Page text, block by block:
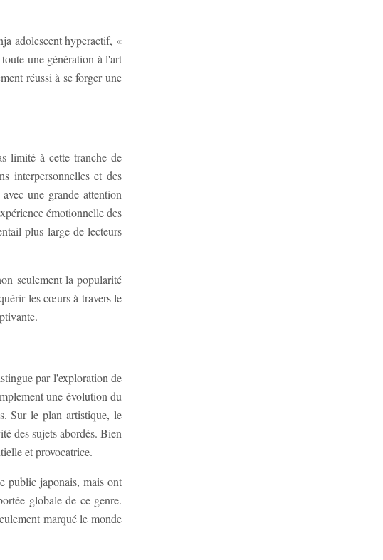
adolescent hyperactif, «
une génération à l'art
réussi à se forger une
limité à cette tranche de
interpersonnelles et des
une grande attention
émotionnelle des
plus large de lecteurs
seulement la popularité
les cœurs à travers le
par l'exploration de
une évolution du
Sur le plan artistique, le
des sujets abordés. Bien
et provocatrice.
public japonais, mais ont
globale de ce genre.
marqué le monde